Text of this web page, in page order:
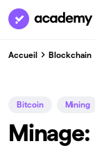
Accueil Blockchain
Bitcoin Mining
Minage: